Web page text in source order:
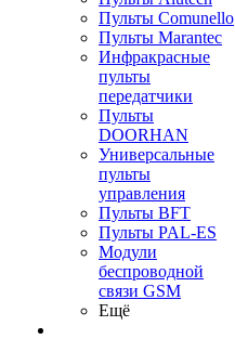
Пульты Сomunello
Пульты Marantec
Инфракрасные
пульты
передатчики
Пульты
DOORHAN
Универсальные
пульты
управления
Пульты BFT
Пульты PAL-ES
Модули
беспроводной
связи GSM
Ещё